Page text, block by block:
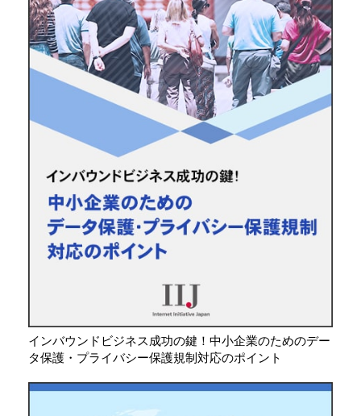
インバウンドビジネス成功の鍵！中小企業のためのデー
タ保護・プライバシー保護規制対応のポイント